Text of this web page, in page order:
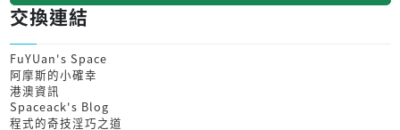
交換連結
FuYUan's Space
阿摩斯的小確幸
港澳資訊
Spaceack's Blog
程式的奇技淫巧之道